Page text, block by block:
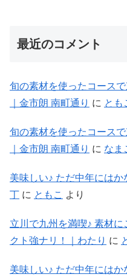
最近のコメント
旬の素材を使ったコース
｜金市朗 南町通り に とも
旬の素材を使ったコース
｜金市朗 南町通り に なま
美味しい♪ ただ中年には
丁 に ともこ より
立川で九州を満喫♪ 素材
クト強ナリ！｜わたり に
美味しい♪ ただ中年には